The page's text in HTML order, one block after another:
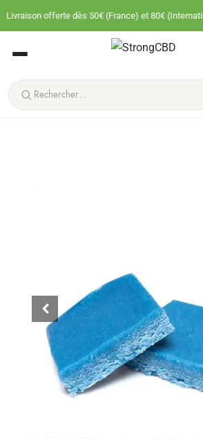
dès 50€ (France) et 80€ (International) •